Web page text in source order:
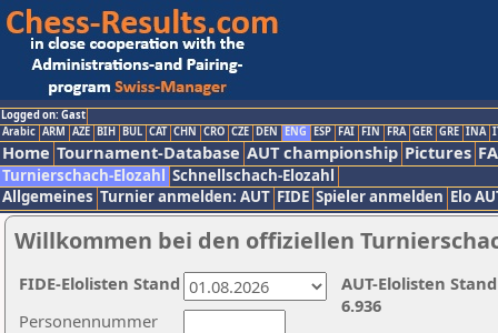
Logged on: Gast
Arabic ARM AZE BIH BUL CAT CHN CRO CZE DEN ENG ESP FAI FIN FRA GER GRE INA
Home Tournament-Database AUT championship Pictures
Turnierschach-Elozahl Schnellschach-Elozahl
Allgemeines Turnier anmelden: AUT FIDE Spieler anmelden Elo
Willkommen bei den offiziellen
Personennummer
AUT-Elolisten
6.936
FIDE-Elolisten Stand